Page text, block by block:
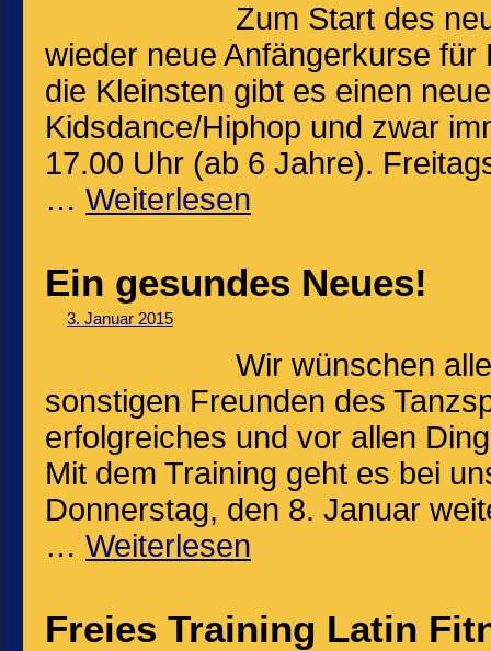
Zum Start des
wieder neue Anfängerkurse
die Kleinsten gibt es einen
Kidsdance/Hiphop und zwar
17.00 Uhr (ab 6 Jahre).
… Weiterlesen
Ein gesundes Neues!
3. Januar 2015
Wir wünschen
sonstigen Freunden des
erfolgreiches und vor allen
Mit dem Training geht es bei
Donnerstag, den 8. Januar
… Weiterlesen
Freies Training Latin